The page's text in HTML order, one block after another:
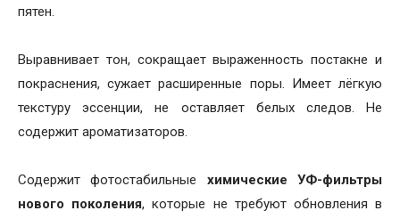
пятен.
Выравнивает тон, сокращает выраженность постакне и
покраснения, сужает расширенные поры. Имеет лёгкую
текстуру эссенции, не оставляет белых следов. Не
содержит ароматизаторов.
Содержит фотостабильные химические УФ-фильтры
нового поколения, которые не требуют обновления в